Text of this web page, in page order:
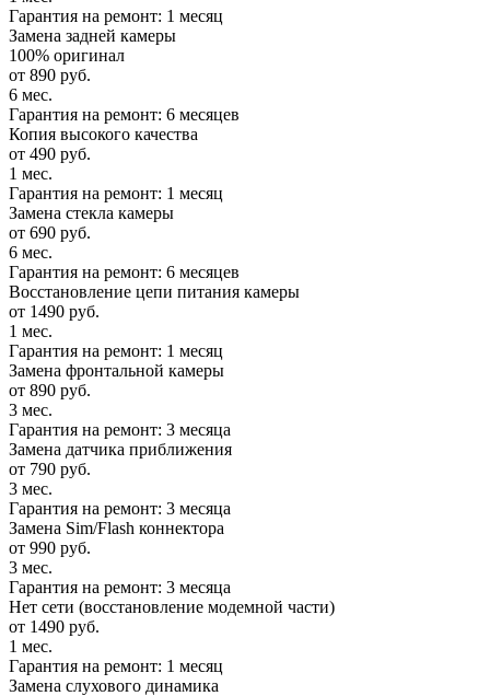
Гарантия на ремонт: 1 месяц
Замена задней камеры
100% оригинал
от 890 руб.
6 мес.
Гарантия на ремонт: 6 месяцев
Копия высокого качества
от 490 руб.
1 мес.
Гарантия на ремонт: 1 месяц
Замена стекла камеры
от 690 руб.
6 мес.
Гарантия на ремонт: 6 месяцев
Восстановление цепи питания камеры
от 1490 руб.
1 мес.
Гарантия на ремонт: 1 месяц
Замена фронтальной камеры
от 890 руб.
3 мес.
Гарантия на ремонт: 3 месяца
Замена датчика приближения
от 790 руб.
3 мес.
Гарантия на ремонт: 3 месяца
Замена Sim/Flash коннектора
от 990 руб.
3 мес.
Гарантия на ремонт: 3 месяца
Нет сети (восстановление модемной части)
от 1490 руб.
1 мес.
Гарантия на ремонт: 1 месяц
Замена слухового динамика